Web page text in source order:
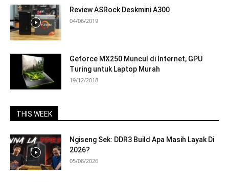
Review ASRock Deskmini A300
04/06/2019
Geforce MX250 Muncul di Internet, GPU
Turing untuk Laptop Murah
19/12/2018
THIS WEEK
Ngiseng Sek: DDR3 Build Apa Masih Layak Di
2026?
05/08/2026